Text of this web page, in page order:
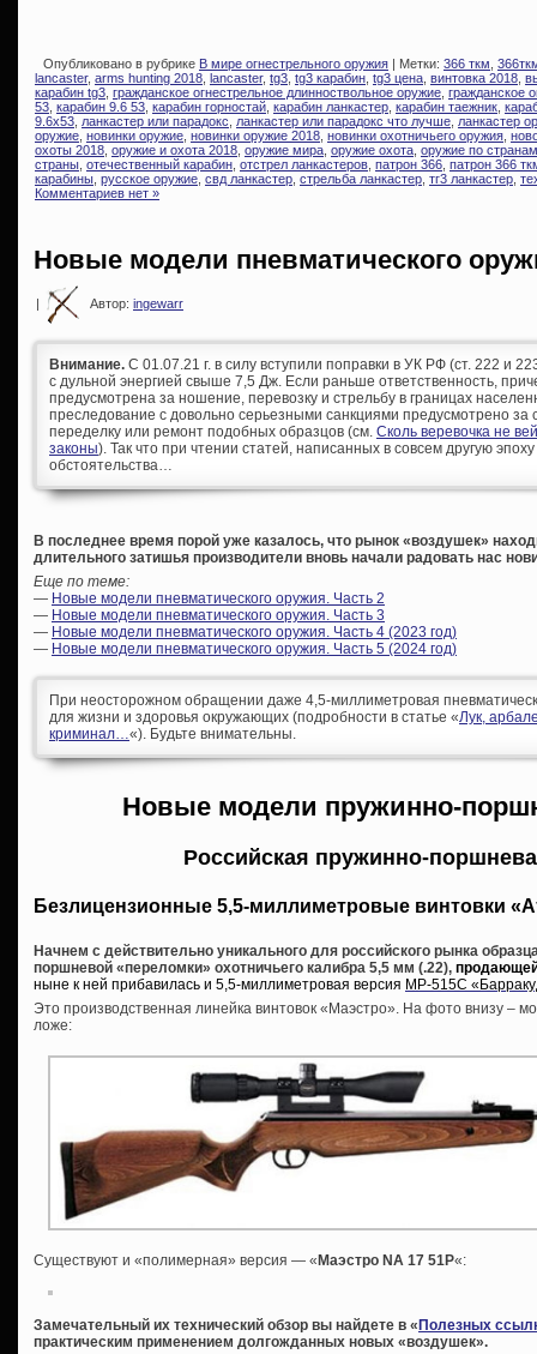
Опубликовано в рубрике В мире огнестрельного оружия | Метки: 366 ткм,
lancaster, arms hunting 2018, lancaster, tg3, tg3 карабин, tg3 цена, винтовка 2018,
карабин tg3, гражданское огнестрельное длинноствольное оружие, гражданское
53, карабин 9.6 53, карабин горностай, карабин ланкастер, карабин таежник,
9.6х53, ланкастер или парадокс, ланкастер или парадокс что лучше, ланкастер
оружие, новинки оружие, новинки оружие 2018, новинки охотничьего оружия,
охоты 2018, оружие и охота 2018, оружие мира, оружие охота, оружие по странам
страны, отечественный карабин, отстрел ланкастеров, патрон 366, патрон 366
карабины, русское оружие, свд ланкастер, стрельба ланкастер, тг3 ланкастер,
Комментариев нет »
Новые модели пневматического
| Автор: ingewarr
Внимание. С 01.07.21 г. в силу вступили поправки в УК РФ (ст. 222 и
с дульной энергией свыше 7,5 Дж. Если раньше ответственность,
предусмотрена за ношение, перевозку и стрельбу в границах
преследование с довольно серьезными санкциями предусмотрено за
переделку или ремонт подобных образцов (см. Сколь веревочка не
законы). Так что при чтении статей, написанных в совсем другую
обстоятельства…
В последнее время порой уже казалось, что рынок «воздушек»
длительного затишья производители вновь начали радовать нас
Еще по теме:
— Новые модели пневматического оружия. Часть 2
— Новые модели пневматического оружия. Часть 3
— Новые модели пневматического оружия. Часть 4 (2023 год)
— Новые модели пневматического оружия. Часть 5 (2024 год)
При неосторожном обращении даже 4,5-миллиметровая
для жизни и здоровья окружающих (подробности в статье «Лук,
криминал…«). Будьте внимательны.
Новые модели пружинно-
Российская пружинно-
Безлицензионные 5,5-миллиметровые винтовки
Начнем с действительно уникального для российского рынка
поршневой «переломки» охотничьего калибра 5,5 мм (.22),
ныне к ней прибавилась и 5,5-миллиметровая версия МР-515С
Это производственная линейка винтовок «Маэстро». На фото внизу –
ложе:
Существуют и «полимерная» версия — « Маэстро NA 17 51P«:
Замечательный их технический обзор вы найдете в « Полезных
практическим применением долгожданных новых «воздушек».